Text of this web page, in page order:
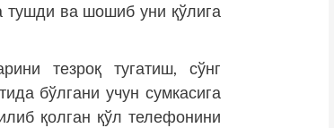
тушди ва шошиб уни қўлига
тезроқ тугатиш, сўнг
бўлгани учун сумкасига
қолган қўл телефонини